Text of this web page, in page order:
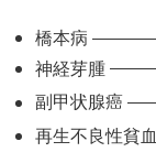
橋本病
神経芽腫
副甲状腺癌
再生不良性貧血